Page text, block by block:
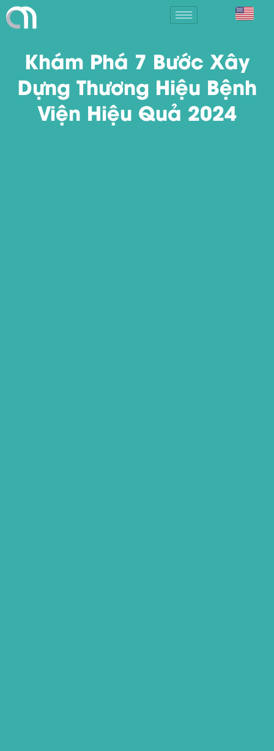
Khám Phá 7 Bước Xây
Dựng Thương Hiệu Bệnh
Viện Hiệu Quả 2024